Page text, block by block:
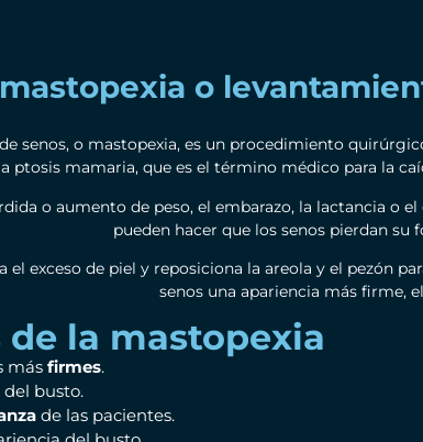
o
senos, o mastopexia, es un procedimiento
ptosis mamaria, que es el término médico para la
o aumento de peso, el embarazo, la lactancia o
pueden hacer que los senos pierdan su
el exceso de piel y reposiciona la areola y el pezón
senos una apariencia más firme,
la mastopexia
másfirmes.
del busto.
de las pacientes.